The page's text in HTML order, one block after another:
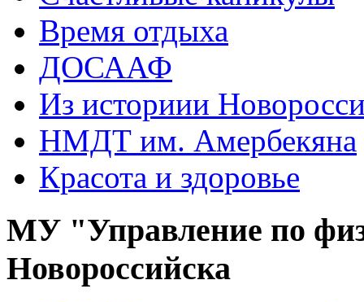
Время отдыха
ДОСААФ
Из историии
НМДТ им. Амербекяна
Красота и здоровье
МУ "Управление по
Новороссийска